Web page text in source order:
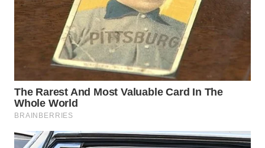
WN
TAPANULI
TENGAH
WN DELI
WN
TEBING
TINGGI